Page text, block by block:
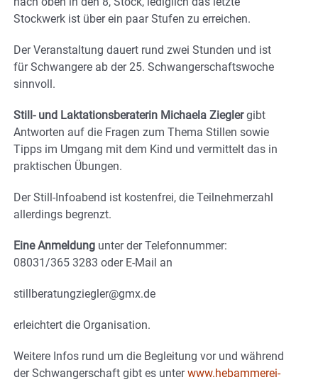
Stockwerk ist über ein paar Stufen zu erreichen.
Der Veranstaltung dauert rund zwei Stunden und ist
für Schwangere ab der 25. Schwangerschaftswoche
sinnvoll.
Still- und Laktationsberaterin Michaela Zieglergibt
Antworten auf die Fragen zum Thema Stillen sowie
Tipps im Umgang mit dem Kind und vermittelt das in
praktischen Übungen.
Der Still-Infoabend ist kostenfrei, die Teilnehmerzahl
allerdings begrenzt.
Eine Anmeldung unter der Telefonnummer:
08031/365 3283 oder E-Mail an
stillberatungziegler@gmx.de
erleichtert die Organisation.
Weitere Infos rund um die Begleitung vor und während
der Schwangerschaft gibt es unterwww.hebammerei-